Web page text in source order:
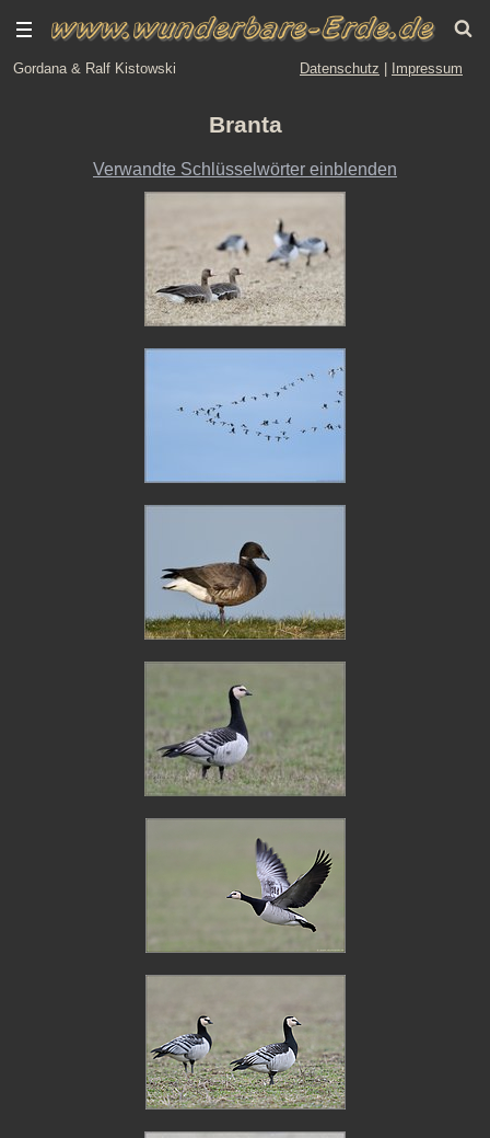
Gordana & Ralf Kistowski Datenschutz Impressum
Branta
Verwandte Schlüsselwörter einblenden